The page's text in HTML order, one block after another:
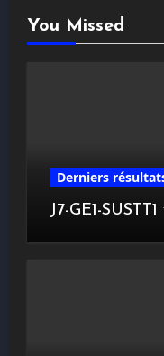
You Missed
Derniers
J7-GE1-